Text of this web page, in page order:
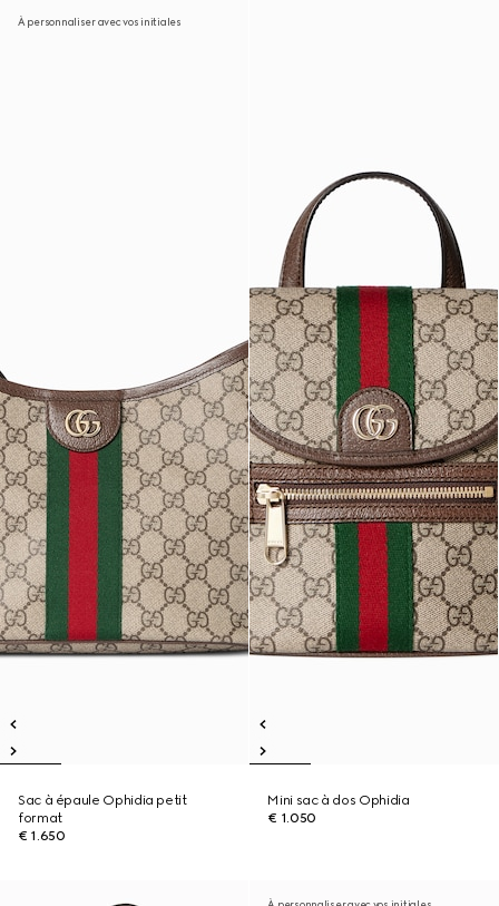
À personnaliser avec vos initiales
Sac à épaule Ophidia petit
format
€ 1.650
Mini sac à dos Ophidia
€ 1.050